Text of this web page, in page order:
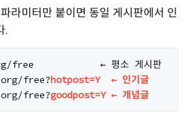
라미터만 붙이면 동일 게시판에서 인
.
free            ← 평소 게시판
free?
hotpost=Y  ← 인기글
free?
goodpost=Y ← 개념글